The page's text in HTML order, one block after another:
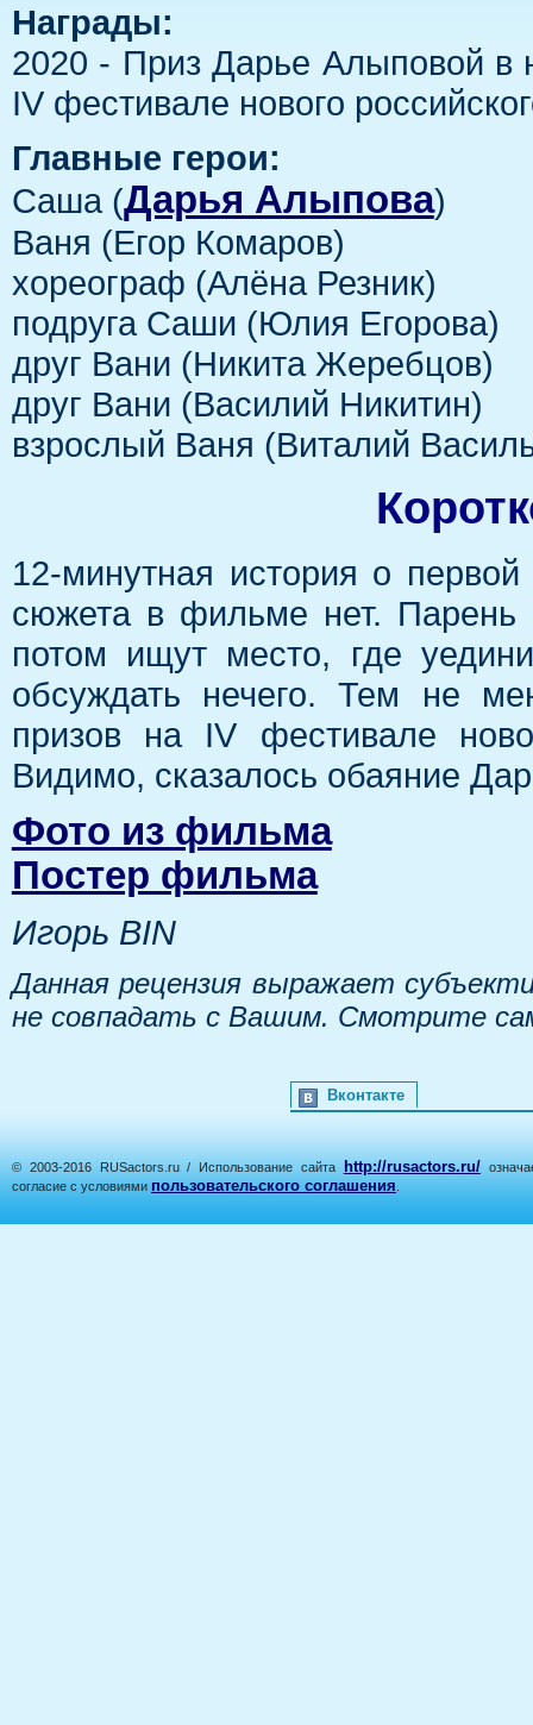
Награды:
2020 - Приз Дарье Алыповой в
IV фестивале нового
Главные герои:
Саша (Дарья Алыпова)
Ваня (Егор Комаров)
хореограф (Алёна Резник)
подруга Саши (Юлия Егорова)
друг Вани (Никита Жеребцов)
друг Вани (Василий Никитин)
взрослый Ваня (Виталий
12-минутная история о
сюжета в фильме нет. Парень
потом ищут место, где
обсуждать нечего. Тем не
призов на IV фестивале
Видимо, сказалось обаяние
Фото из фильма
Постер фильма
Игорь BIN
Данная рецензия выражает
не совпадать с Вашим. Смотрите
Вконтакте
© 2003-2016 RUSactors.ru / Использование сайта http://rusactors.ru/
согласие с условиями пользовательского соглашения